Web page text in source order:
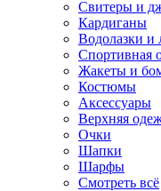
Свитеры и
Кардиганы
Водолазки и
Спортивная
Жакеты и
Костюмы
Аксессуары
Верхняя
Очки
Шапки
Шарфы
Смотреть всё